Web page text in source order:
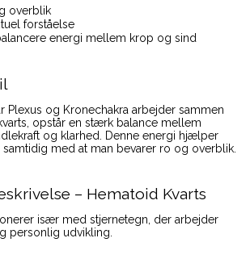
overblik
forståelse
energi mellem krop og sind
Plexus og Kronechakra arbejder sammen
opstår en stærk balance mellem
og klarhed. Denne energi hjælper
med at man bevarer ro og overblik.
– Hematoid Kvarts
især med stjernetegn, der arbejder
personlig udvikling.